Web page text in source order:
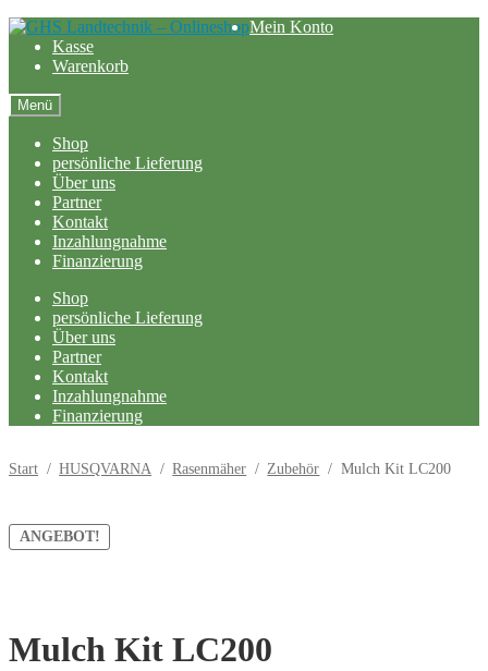
Zur
Navigation
springen
Zum
Inhalt
springen
Mein Konto
Kasse
Warenkorb
Menü
Shop
persönliche Lieferung
Über uns
Partner
Kontakt
Inzahlungnahme
Finanzierung
Shop
persönliche Lieferung
Über uns
Partner
Kontakt
Inzahlungnahme
Finanzierung
Start / HUSQVARNA / Rasenmäher / Zubehör / Mulch Kit LC200
ANGEBOT!
Mulch Kit LC200